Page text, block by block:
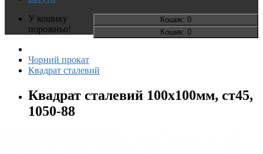
Кошик: 0
Кошик: 0
У кошику
порожньо!
Чорний прокат
Квадрат сталевий
Квадрат сталевий 100х100мм, ст45,
1050-88